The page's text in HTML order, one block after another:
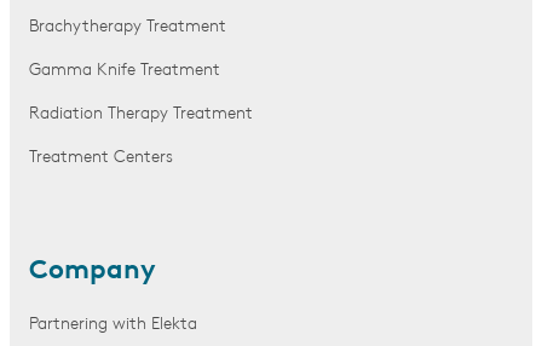
Brachytherapy Treatment
Gamma Knife Treatment
Radiation Therapy Treatment
Treatment Centers
Company
Partnering with Elekta